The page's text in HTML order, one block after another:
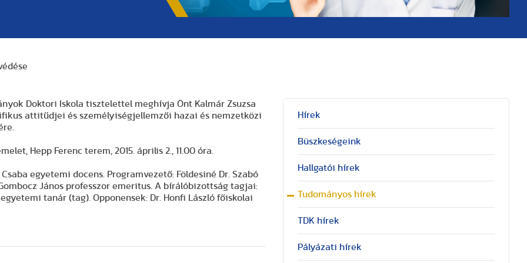
Doktori Iskola tisztelettel meghívja Önt Kalmár Zsuzsa
attitűdjei és személyiségjellemzői hazai és nemzetközi
Hepp Ferenc terem, 2015. április 2., 11.00 óra.
egyetemi docens. Programvezető: Földesiné Dr. Szabó
János professzor emeritus. A bírálóbizottság tagjai:
tanár (tag). Opponensek: Dr. Honfi László főiskolai
Hírek
Büszkeségeink
Hallgatói hírek
Tudományos hírek
TDK hírek
Pályázati hírek